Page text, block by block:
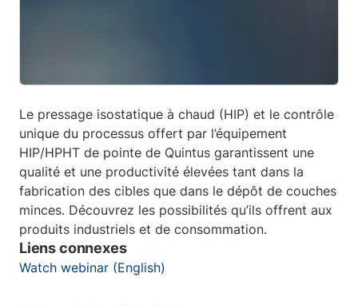
Le pressage isostatique à chaud (HIP) et le contrôle
unique du processus offert par l’équipement
HIP/HPHT de pointe de Quintus garantissent une
qualité et une productivité élevées tant dans la
fabrication des cibles que dans le dépôt de couches
minces. Découvrez les possibilités qu’ils offrent aux
produits industriels et de consommation.
Liens connexes
Watch webinar (English)